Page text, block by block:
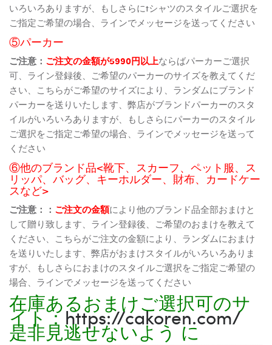
いろいろありますが、もしさらにtシャツのスタイルご選択を
ご指定ご希望の場合、ラインでメッセージを送ってください
⑤パーカー
ご注意： ご注文の金額が5990円以上ならばパーカーご選択
可、ライン登録後、ご希望のパーカーのサイズを教えてくだ
さい、こちらがご希望のサイズにより、ランダムにブランド
パーカーを送りいたします、弊店がブランドパーカーのスタ
イルがいろいろありますが、もしさらにパーカーのスタイル
ご選択をご指定ご希望の場合、ラインでメッセージを送って
ください
⑥他のブランド品<靴下、スカーフ、ペット服、ス
リッパ、バッグ、キーホルダー、財布、カードケー
スなど>
ご注意：： ご注文の金額により他のブランド品全部おまけと
して贈り致します、ライン登録後、ご希望のおまけを教えて
ください、こちらがご注文の金額により、ランダムにおまけ
を送りいたします、弊店がおまけスタイルがいろいろありま
すが、もしさらにおまけのスタイルご選択をご指定ご希望の
場合、ラインでメッセージを送ってください
在庫あるおまけご選択可のサ
イト：https://cakoren.com/
是非見逃せないよう に